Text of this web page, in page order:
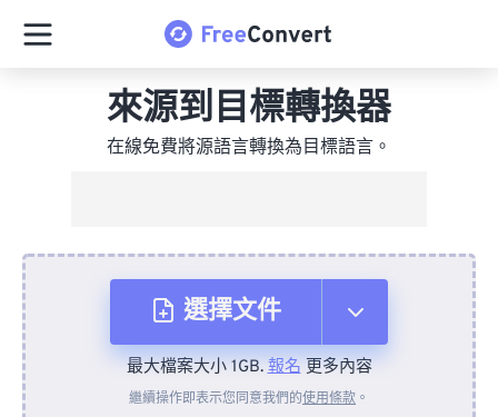
來源到目標轉換器
在線免費將源語言轉換為目標語言。
選擇文件
來自裝置
最大檔案大小 1GB.報名更多內容
繼續操作即表示您同意我們的使用條款 。